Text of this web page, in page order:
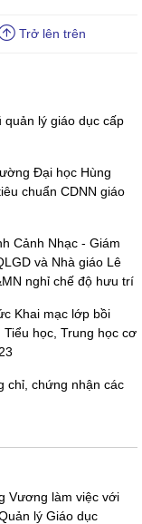
Trở lên trên
lý giáo dục cấp
Đại học Hùng
chuẩn CDNN giáo
Cảnh Nhạc - Giám
và Nhà giáo Lê
nghỉ chế độ hưu trí
Khai mạc lớp bồi
học, Trung học cơ
chỉ, chứng nhận các
Vương làm việc với
lý Giáo dục